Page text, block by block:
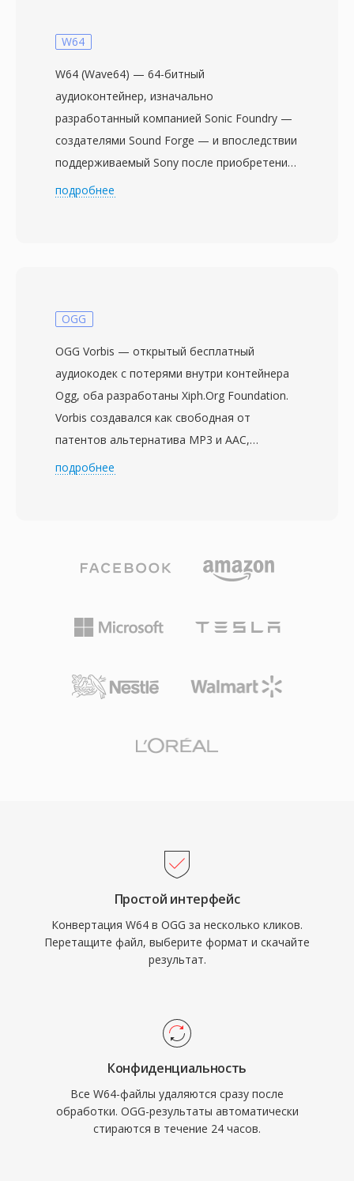
W64
W64 (Wave64) — 64-битный
аудиоконтейнер, изначально
разработанный компанией Sonic Foundry —
создателями Sound Forge — и впоследствии
поддерживаемый Sony после приобретения
настольного программного подразделения
критичным при длительных сессиях записи,
высокими частотами дискретизации. W64
достигает этого за счёт расширения
идентификаторов чанков и полей размера
до 64 бит, используя GUID вместо
четырёхсимвольных кодов. Такое
структурное изменение позволяет файлам
поддерживает произвольные частоты
дискретизации, разрядности и конфигурации
озвучивания фильмов, записи живых
Forge, Audacity и другие профессиональные
цифровые звуковые рабочие станции
импорта и экспорта W64. Для инженеров и
подробнее
OGG
OGG Vorbis — открытый бесплатный
аудиокодек с потерями внутри контейнера
Ogg, оба разработаны Xiph.Org Foundation.
Vorbis создавался как свободная от
патентов альтернатива MP3 и AAC,
используя модифицированное дискретное
неизменно показывают, что Vorbis
сопоставимое с MP3 или превосходящее
его, особенно в диапазоне 96-192 кбит/с.
дискретизации от 8 кГц до 192 кГц и от 1 до
Выдающееся преимущество — полное
Spotify годами использовал Vorbis как
основной стриминговый кодек именно по
этой причине. Формат также более изящно
справляется с деградацией качества на
низких битрейтах, чем многие конкуренты,
поэтому он остаётся популярным в
место. VLC, Firefox, Chrome и Android
обеспечивают нативное декодирование
подробнее
Простой интерфейс
Конвертация W64 в OGG за несколько кликов.
Перетащите файл, выберите формат и скачайте
результат.
Конфиденциальность
Все W64-файлы удаляются сразу после
обработки. OGG-результаты автоматически
стираются в течение 24 часов.